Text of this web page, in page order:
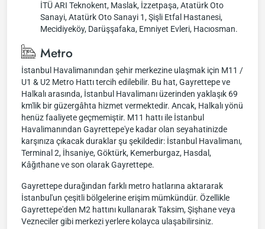
İTÜ ARI Teknokent, Maslak, İzzetpaşa, Atatürk Oto
Sanayi, Atatürk Oto Sanayi 1, Şişli Etfal Hastanesi,
Mecidiyeköy, Darüşşafaka, Emniyet Evleri, Hacıosman.
Metro
İstanbul Havalimanından şehir merkezine ulaşmak için M11 /
U1 & U2 Metro Hattı tercih edilebilir. Bu hat, Gayrettepe ve
Halkalı arasında, İstanbul Havalimanı üzerinden yaklaşık 69
km'lik bir güzergâhta hizmet vermektedir. Ancak, Halkalı yönü
henüz faaliyete geçmemiştir. M11 hattı ile İstanbul
Havalimanından Gayrettepe'ye kadar olan seyahatinizde
karşınıza çıkacak duraklar şu şekildedir: İstanbul Havalimanı,
Terminal 2, İhsaniye, Göktürk, Kemerburgaz, Hasdal,
Kâğıthane ve son olarak Gayrettepe.
Gayrettepe durağından farklı metro hatlarına aktararak
İstanbul'un çeşitli bölgelerine erişim mümkündür. Özellikle
Gayrettepe'den M2 hattını kullanarak Taksim, Şişhane veya
Vezneciler gibi merkezi yerlere kolayca ulaşabilirsiniz.